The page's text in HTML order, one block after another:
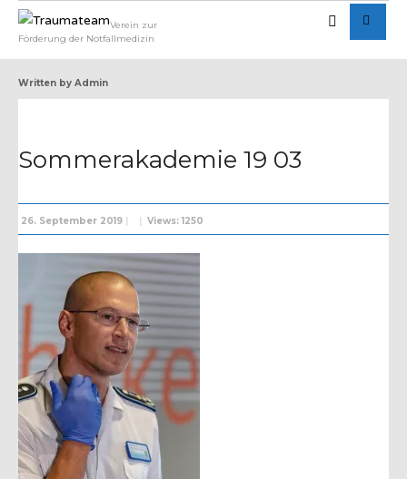
Verein zur
Förderung der Notfallmedizin
Written by Admin
Sommerakademie 19 03
26. September 2019 | | Views: 1250